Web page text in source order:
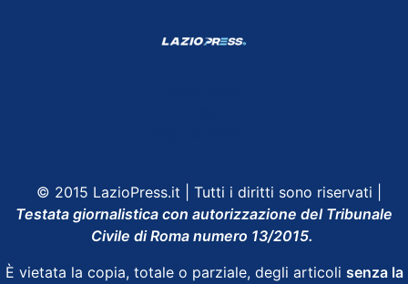
© 2015 LazioPress.it | Tutti i diritti sono riservati |
Testata giornalistica con autorizzazione del Tribunale
Civile di Roma numero 13/2015.
È vietata la copia, totale o parziale, degli articoli senza la